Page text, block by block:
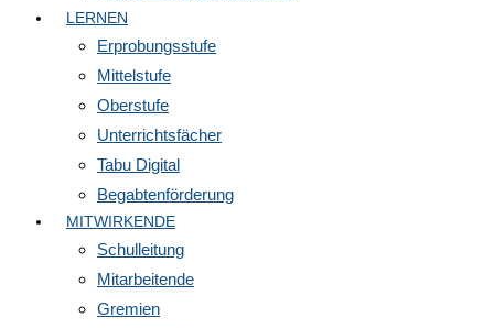
LERNEN
Erprobungsstufe
Mittelstufe
Oberstufe
Unterrichtsfächer
Tabu Digital
Begabtenförderung
MITWIRKENDE
Schulleitung
Mitarbeitende
Gremien